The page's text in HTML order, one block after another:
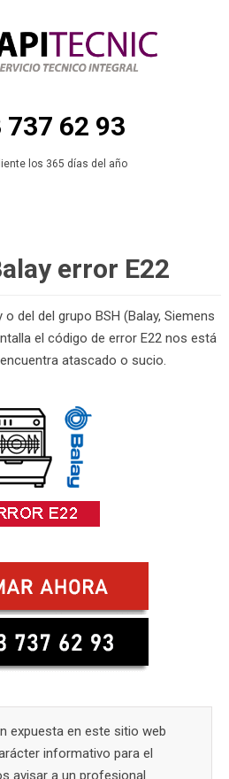
737 62 93
los 365 días del año
error E22
del del grupo BSH (Balay, Siemens
el código de error E22 nos está
atascado o sucio.
expuesta en este sitio web
informativo para el
avisar a un profesional